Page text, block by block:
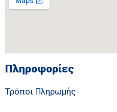
Πληροφορίες
Τρόποι Πληρωμής